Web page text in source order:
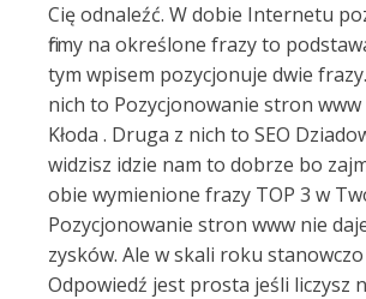
Cię odnaleźć. W dobie Internetu
firmy na określone frazy to
tym wpisem pozycjonuje dwie
nich to Pozycjonowanie stron www
Kłoda . Druga z nich to SEO
widzisz idzie nam to dobrze bo
obie wymienione frazy TOP 3 w
Pozycjonowanie stron www nie
zysków. Ale w skali roku
Odpowiedź jest prosta jeśli liczysz